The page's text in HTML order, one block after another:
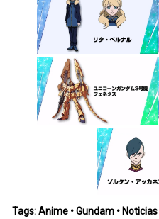
Tags:Anime •Gundam • Noticias